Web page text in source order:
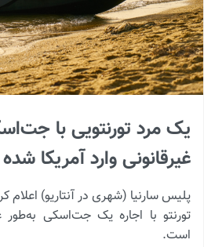
یک مرد تورنتویی با
غیرقانونی وارد آمریکا
تورنتو با اجاره یک جت‌اسکی به‌طور
است.